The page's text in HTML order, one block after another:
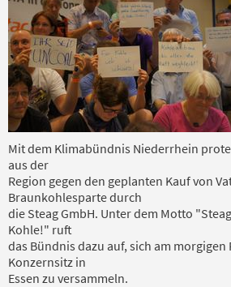
Mit dem Klimabündnis Niederrhein
aus der
Region gegen den geplanten Kauf von
Braunkohlesparte durch
die Steag GmbH. Unter dem Motto
Kohle!" ruft
das Bündnis dazu auf, sich am morgigen
Konzernsitz in
Essen zu versammeln.